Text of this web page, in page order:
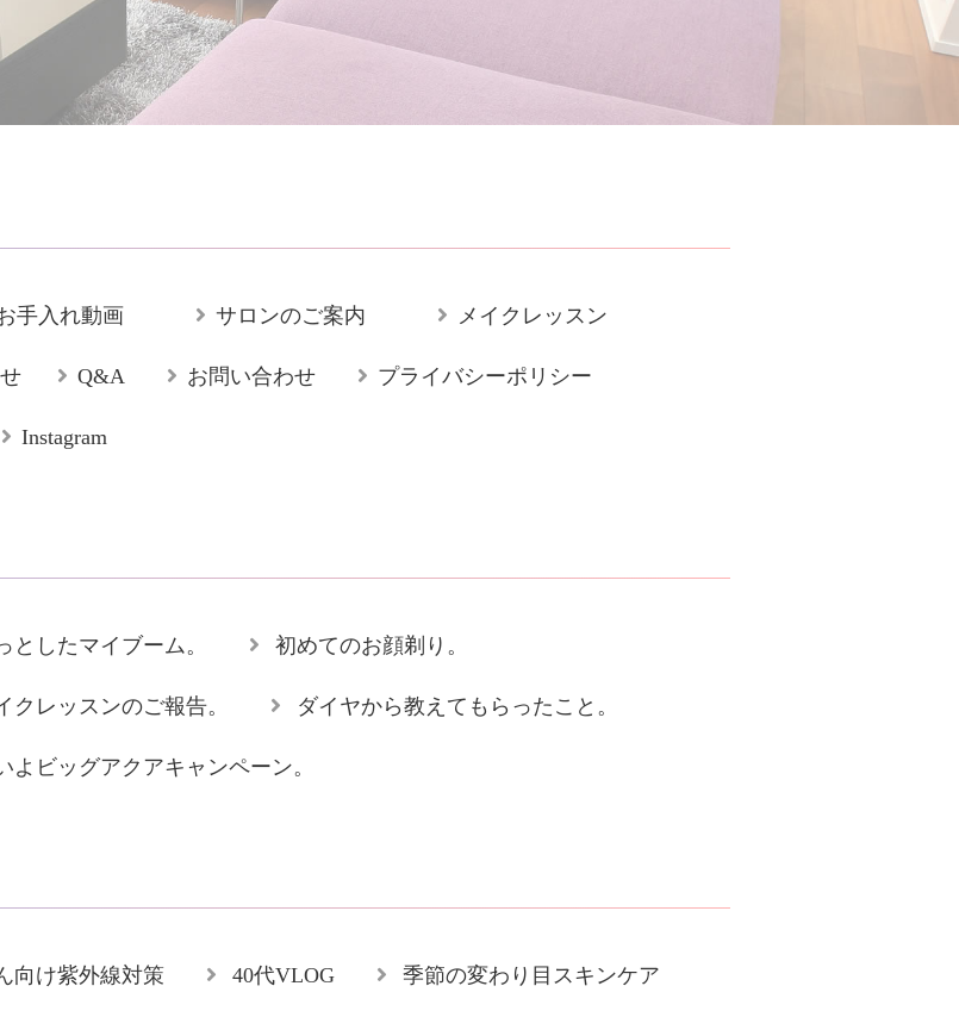
手入れ動画 サロンのご案内 メイクレッスン
Q&A お問い合わせ プライバシーポリシー
Instagram
としたマイブーム。 初めてのお顔剃り。
クレッスンのご報告。 ダイヤから教えてもらったこと。
よビッグアクアキャンペーン。
向け紫外線対策 40代VLOG 季節の変わり目スキンケア